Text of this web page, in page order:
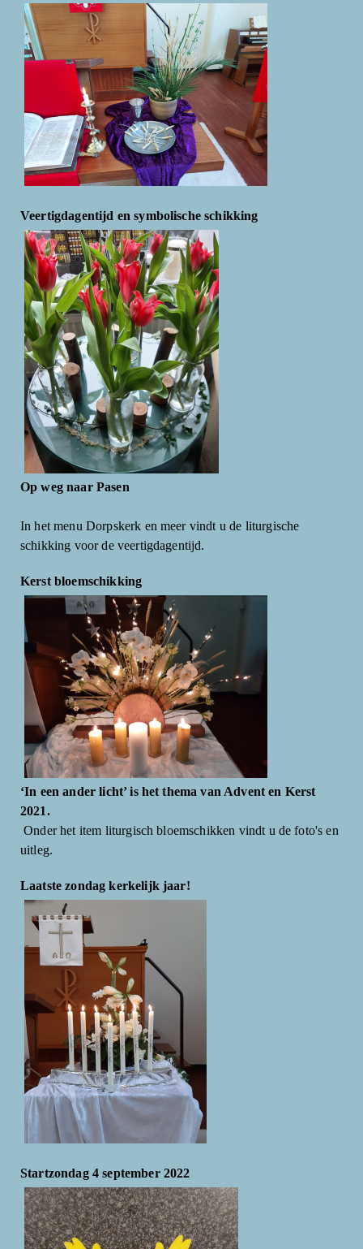
Veertigdagentijd en symbolische schikking
Op weg naar Pasen
In het menu Dorpskerk en meer vindt u de liturgische
schikking voor de veertigdagentijd.
Kerst bloemschikking
‘In een ander licht’ is het thema van Advent en Kerst
2021.
Onder het item liturgisch bloemschikken vindt u de foto's en
uitleg.
Laatste zondag kerkelijk jaar!
Startzondag 4 september 2022